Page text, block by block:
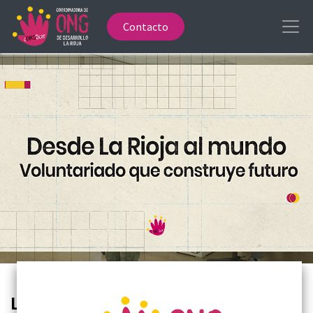
Contacto
La CONGDCAR destaca la labor del